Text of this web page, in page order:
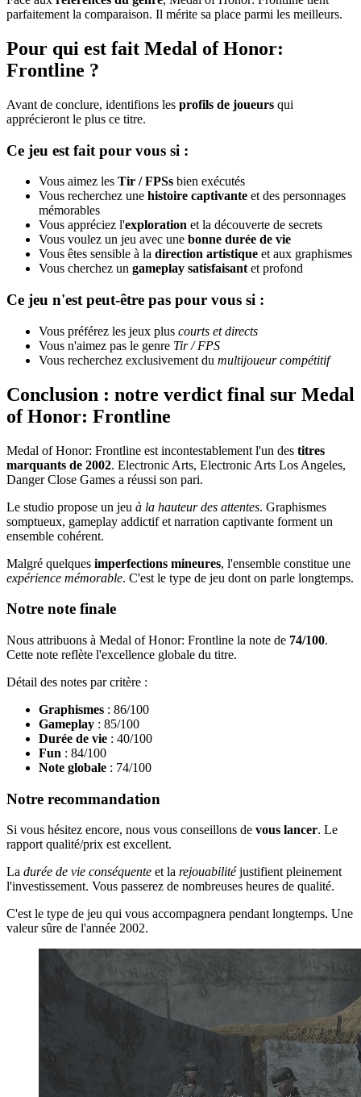
parfaitement la comparaison. Il mérite sa place parmi les meilleurs.
Pour qui est fait Medal of Honor:
Frontline ?
Avant de conclure, identifions les profils de joueurs qui
apprécieront le plus ce titre.
Ce jeu est fait pour vous si :
Vous aimez les Tir / FPSs bien exécutés
Vous recherchez une histoire captivante et des personnages
mémorables
Vous appréciez l'exploration et la découverte de secrets
Vous voulez un jeu avec une bonne durée de vie
Vous êtes sensible à la direction artistique et aux graphismes
Vous cherchez un gameplay satisfaisant et profond
Ce jeu n'est peut-être pas pour vous si :
Vous préférez les jeux plus courts et directs
Vous n'aimez pas le genre Tir / FPS
Vous recherchez exclusivement du multijoueur compétitif
Conclusion : notre verdict final sur Medal
of Honor: Frontline
Medal of Honor: Frontline est incontestablement l'un des titres
marquants de 2002. Electronic Arts, Electronic Arts Los Angeles,
Danger Close Games a réussi son pari.
Le studio propose un jeu à la hauteur des attentes. Graphismes
somptueux, gameplay addictif et narration captivante forment un
ensemble cohérent.
Malgré quelques imperfections mineures, l'ensemble constitue une
expérience mémorable. C'est le type de jeu dont on parle longtemps.
Notre note finale
Nous attribuons à Medal of Honor: Frontline la note de 74/100.
Cette note reflète l'excellence globale du titre.
Détail des notes par critère :
Graphismes : 86/100
Gameplay : 85/100
Durée de vie : 40/100
Fun : 84/100
Note globale : 74/100
Notre recommandation
Si vous hésitez encore, nous vous conseillons de vous lancer. Le
rapport qualité/prix est excellent.
La durée de vie conséquente et la rejouabilitéjustifient pleinement
l'investissement. Vous passerez de nombreuses heures de qualité.
C'est le type de jeu qui vous accompagnera pendant longtemps. Une
valeur sûre de l'année 2002.